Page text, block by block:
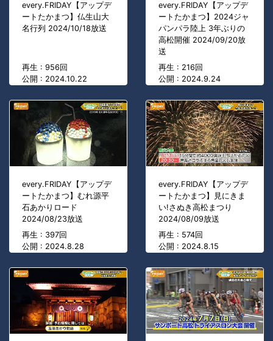
every.FRIDAY【アップデ
ートたかまつ】仏生山大
名行列 2024/10/18放送
再生 : 956回
公開 : 2024.10.22
every.FRIDAY【アップデ
ートたかまつ】2024ジャ
パンパラ陸上 3年ぶりの
高松開催 2024/09/20放
送
再生 : 216回
公開 : 2024.9.24
every.FRIDAY【アップデ
ートたかまつ】むれ源平
石あかりロード
2024/08/23放送
再生 : 397回
公開 : 2024.8.28
every.FRIDAY【アップデ
ートたかまつ】見にきま
い!さぬき高松まつり
2024/08/09放送
再生 : 574回
公開 : 2024.8.15